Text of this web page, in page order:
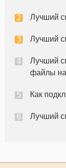
Лучший
Лучший
Лучший
файлы на
Как
Лучший